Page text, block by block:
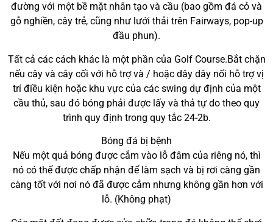
đường với một bề mặt nhân tạo và cầu (bao gồm đá cỏ và
gỗ nghiền, cây trẻ, cũng như lưới thải trên Fairways, pop-up
đầu phun).
Tất cả các cách khác là một phần của Golf Course.Bắt chặn
nếu cây và cây cối với hỗ trợ và / hoặc dây dây nối hỗ trợ vị
trí điều kiện hoặc khu vực của các swing dự định của một
cầu thủ, sau đó bóng phải được lấy và thả tự do theo quy
trình quy định trong quy tắc 24-2b.
Bóng đá bị bệnh
Nếu một quả bóng được cắm vào lỗ đâm của riêng nó, thì
nó có thể được chấp nhận để làm sạch và bị rơi càng gần
càng tốt với nơi nó đã được cắm nhưng không gần hơn với
lỗ. (Không phạt)